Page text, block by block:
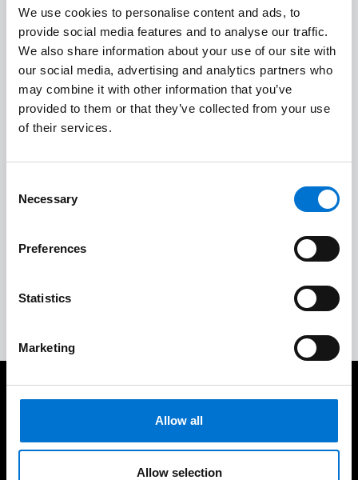
We use cookies to personalise content and ads, to
provide social media features and to analyse our traffic.
We also share information about your use of our site with
our social media, advertising and analytics partners who
may combine it with other information that you’ve
provided to them or that they’ve collected from your use
of their services.
Selection
Necessary
Preferences
Statistics
Marketing
Allow all
Allow selection
1 Estudio técnico y de costes
2 Calidad a medida
4
5 Servicio posventa completo
Cuidamos de nuestros clientes